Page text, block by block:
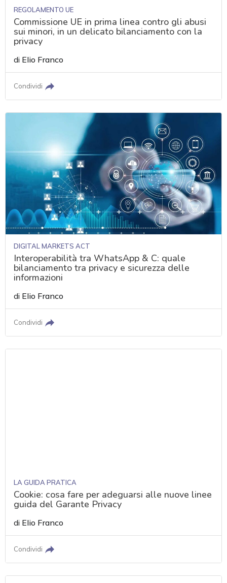
REGOLAMENTO UE
Commissione UE in prima linea contro gli abusi
sui minori, in un delicato bilanciamento con la
privacy
di Elio Franco
Condividi
DIGITAL MARKETS ACT
Interoperabilità tra WhatsApp & C: quale
bilanciamento tra privacy e sicurezza delle
informazioni
di Elio Franco
Condividi
LA GUIDA PRATICA
Cookie: cosa fare per adeguarsi alle nuove linee
guida del Garante Privacy
di Elio Franco
Condividi